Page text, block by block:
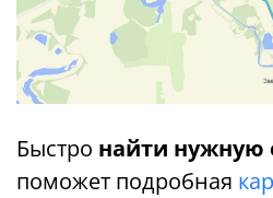
Быстро найти нужную
поможет подробная